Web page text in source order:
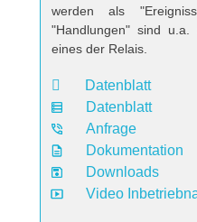
werden als
"Handlungen" sind u.a.
eines der Relais.
Datenblatt
Datenblatt
Anfrage
Dokumentation
Downloads
Video